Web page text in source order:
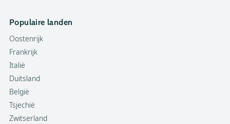
Populaire landen
Oostenrijk
Frankrijk
Italië
Duitsland
België
Tsjechië
Zwitserland